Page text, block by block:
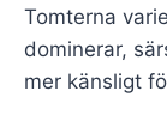
Tomterna
dominerar,
mer känsligt